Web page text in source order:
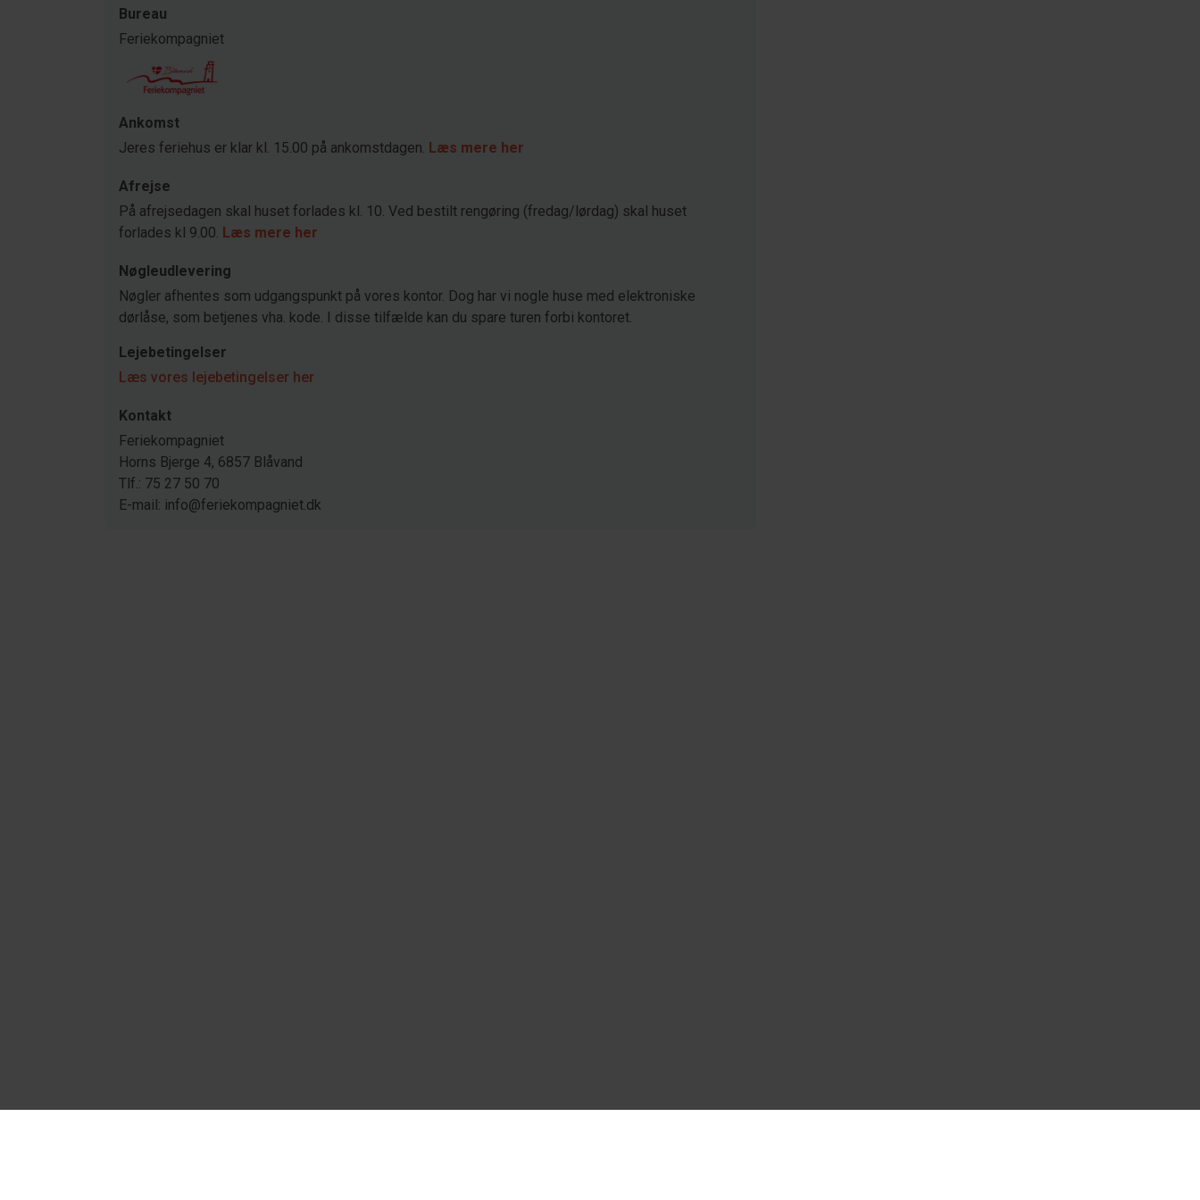
Bureau
Feriekompagniet
Ankomst
Jeres feriehus er klar kl. 15.00 på ankomstdagen. Læs mere her
Afrejse
På afrejsedagen skal huset forlades kl. 10. Ved bestilt rengøring (fredag/lørdag) skal huset
forlades kl 9.00. Læs mere her
Nøgleudlevering
Nøgler afhentes som udgangspunkt på vores kontor. Dog har vi nogle huse med elektroniske
dørlåse, som betjenes vha. kode. I disse tilfælde kan du spare turen forbi kontoret.
Lejebetingelser
Læs vores lejebetingelser her
Kontakt
Feriekompagniet
Horns Bjerge 4, 6857 Blåvand
Tlf.: 75 27 50 70
E-mail: info@feriekompagniet.dk